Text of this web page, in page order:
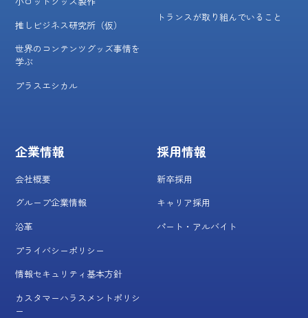
推しビジネス研究所（仮）
世界のコンテンツグッズ事情を
学ぶ
プラスエシカル
トランスが取り組んでいること
企業情報
会社概要
グループ企業情報
沿革
プライバシーポリシー
情報セキュリティ基本方針
カスタマーハラスメントポリシ
ー
採用情報
新卒採用
キャリア採用
パート・アルバイト